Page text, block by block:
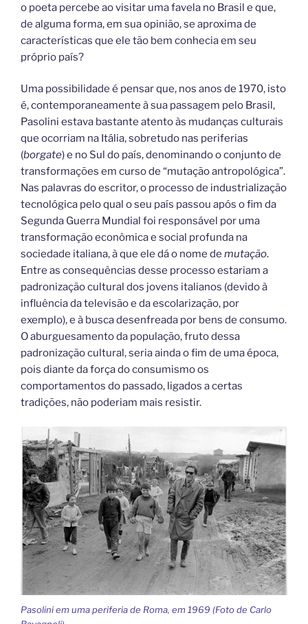
o poeta percebe ao visitar uma favela no Brasil e que,
de alguma forma, em sua opinião, se aproxima de
características que ele tão bem conhecia em seu
próprio país?
Uma possibilidade é pensar que, nos anos de 1970, isto
é, contemporaneamente à sua passagem pelo Brasil,
Pasolini estava bastante atento às mudanças culturais
que ocorriam na Itália, sobretudo nas periferias
(borgate) e no Sul do país, denominando o conjunto de
transformações em curso de “mutação antropológica”.
Nas palavras do escritor, o processo de industrialização
tecnológica pelo qual o seu país passou após o fim da
Segunda Guerra Mundial foi responsável por uma
transformação econômica e social profunda na
sociedade italiana, à que ele dá o nome de mutação.
Entre as consequências desse processo estariam a
padronização cultural dos jovens italianos (devido à
influência da televisão e da escolarização, por
exemplo), e à busca desenfreada por bens de consumo.
O aburguesamento da população, fruto dessa
padronização cultural, seria ainda o fim de uma época,
pois diante da força do consumismo os
comportamentos do passado, ligados a certas
tradições, não poderiam mais resistir.
Pasolini em uma periferia de Roma, em 1969 (Foto de Carlo